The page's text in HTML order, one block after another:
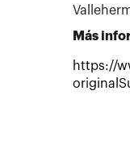
Más
https://